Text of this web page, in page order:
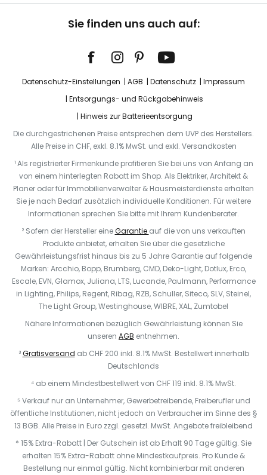
Sie finden uns auch auf:
Datenschutz-Einstellungen AGB Datenschutz
Impressum
Entsorgungs- und Rückgabehinweis
Hinweis zur Batterieentsorgung
Die durchgestrichenen Preise entsprechen dem UVP des Herstellers.
Alle Preise in CHF, exkl. 8.1% MwSt. und exkl. Versandkosten
¹ Als registrierter Firmenkunde profitieren Sie bei uns von Anfang an
von einem hinterlegten Rabatt im Shop. Als Elektriker, Architekt &
Planer oder für Immobilienverwalter & Hausmeisterdienste erhalten
Sie je nach Bedarf zusätzlich individuelle Konditionen. Für weitere
Informationen sprechen Sie bitte mit Ihrem Kundenberater.
² Sofern der Hersteller eineGarantie auf die von uns verkauften
Produkte anbietet, erhalten Sie über die gesetzliche
Gewährleistungsfrist hinaus bis zu 5 Jahre Garantie auf folgende
Marken: Arcchio, Bopp, Brumberg, CMD, Deko-Light, Dotlux, Erco,
Escale, EVN, Glamox, Juliana, LTS, Lucande, Paulmann, Performance
in Lighting, Philips, Regent, Ribag, RZB, Schuller, Siteco, SLV, Steinel,
The Light Group, Westinghouse, WIBRE, XAL, Zumtobel
Nähere Informationen bezüglich Gewährleistung können Sie
unseren AGB entnehmen.
³Gratisversand ab CHF 200 inkl. 8.1% MwSt. Bestellwert innerhalb
Deutschlands
⁴ ab einem Mindestbestellwert von CHF 119 inkl. 8.1% MwSt.
⁵ Verkauf nur an Unternehmer, Gewerbetreibende, Freiberufler und
öffentliche Institutionen, nicht jedoch an Verbraucher im Sinne des §
13 BGB. Alle Preise in Euro zzgl. gesetzl. MwSt. Angebote freibleibend
* 15% Extra-Rabatt | Der Gutschein ist ab Erhalt 90 Tage gültig. Sie
erhalten 15% Extra-Rabatt ohne Mindestkaufpreis. Pro Kunde &
Bestellung nur einmal gültig. Nicht kombinierbar mit anderen